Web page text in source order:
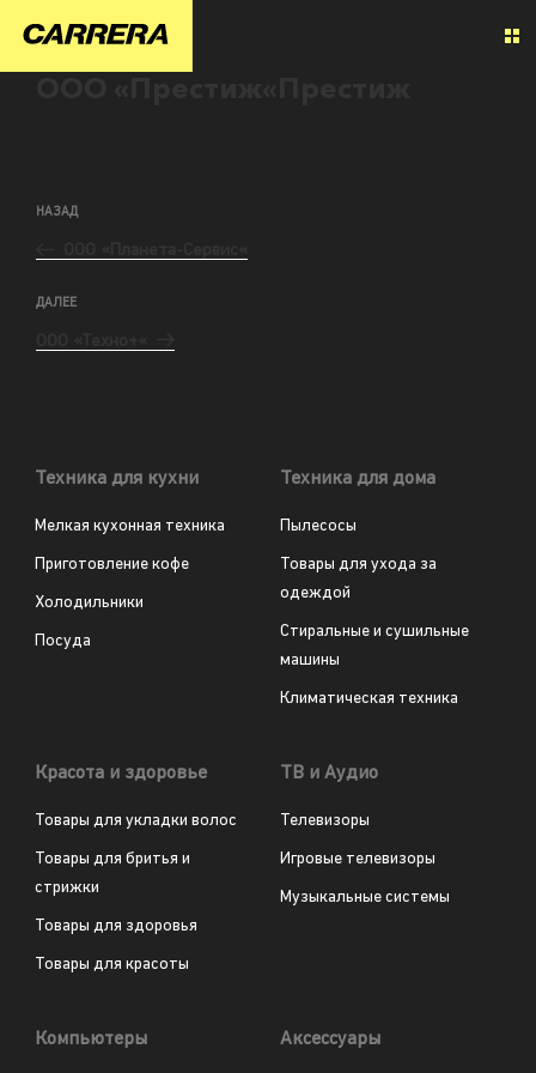
НАЗАД
ДАЛЕЕ
Техника для кухни
Мелкая кухонная техника
Приготовление кофе
Холодильники
Посуда
Техника для дома
Пылесосы
Товары для ухода за
одеждой
Стиральные и сушильные
машины
Климатическая техника
Красота и здоровье
Товары для укладки волос
Товары для бритья и
стрижки
Товары для здоровья
Товары для красоты
ТВ и Аудио
Телевизоры
Игровые телевизоры
Музыкальные системы
Компьютеры Аксессуары